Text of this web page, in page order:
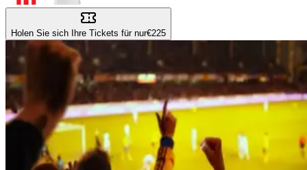
Holen Sie sich Ihre Tickets für nur€225